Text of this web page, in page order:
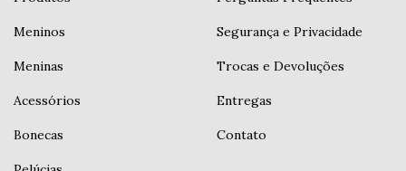
Meninos
Meninas
Acessórios
Bonecas
Segurança e Privacidade
Trocas e Devoluções
Entregas
Contato